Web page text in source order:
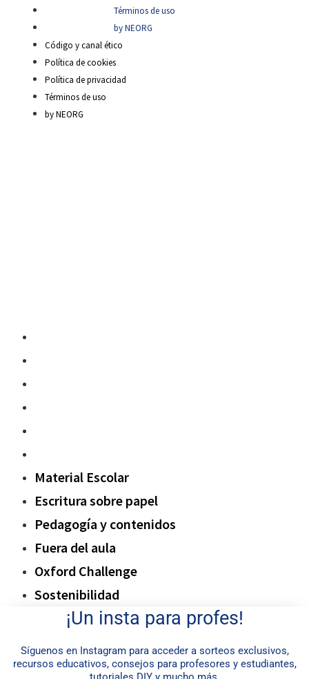
Términos de uso
by NEORG
Código y canal ético
Política de cookies
Política de privacidad
Términos de uso
by NEORG
Material Escolar
Escritura sobre papel
Pedagogía y contenidos
Fuera del aula
Oxford Challenge
Sostenibilidad
¡Un insta para profes!
Síguenos en Instagram para acceder a sorteos exclusivos,
recursos educativos, consejos para profesores y estudiantes,